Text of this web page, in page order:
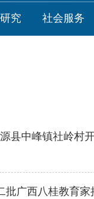
究 社会服务
县中峰镇社岭村
广西八桂教育家